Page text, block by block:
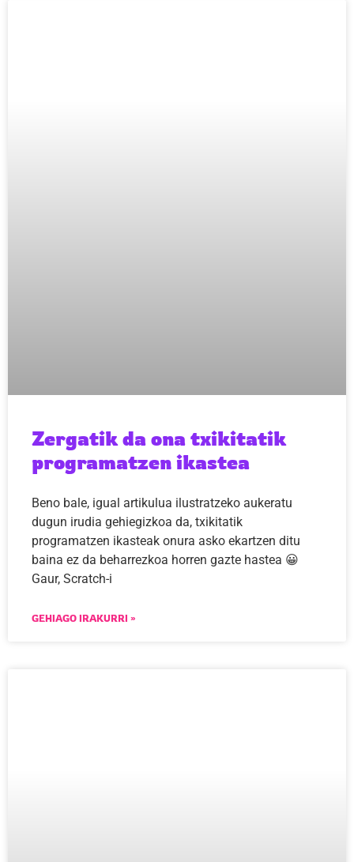
Zergatik da ona txikitatik
programatzen ikastea
Beno bale, igual artikulua ilustratzeko aukeratu
dugun irudia gehiegizkoa da, txikitatik
programatzen ikasteak onura asko ekartzen ditu
baina ez da beharrezkoa horren gazte hastea 😀
Gaur, Scratch-i
GEHIAGO IRAKURRI »